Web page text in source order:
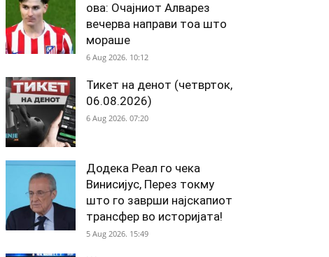
ова: Очајниот Алварез
вечерва направи тоа што
мораше
6 Aug 2026. 10:12
Тикет на денот (четврток,
06.08.2026)
6 Aug 2026. 07:20
Додека Реал го чека
Винисијус, Перез токму
што го заврши најскапиот
трансфер во историјата!
5 Aug 2026. 15:49